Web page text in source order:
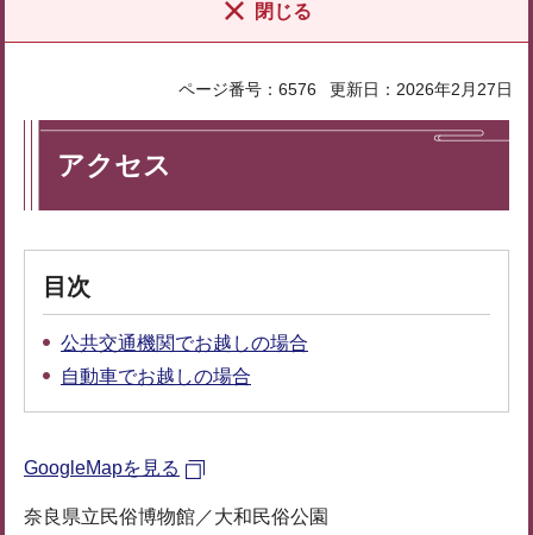
閉じる
ページ番号：6576 更新日：2026年2月27日
アクセス
目次
公共交通機関でお越しの場合
自動車でお越しの場合
GoogleMapを見る
奈良県立民俗博物館／大和民俗公園